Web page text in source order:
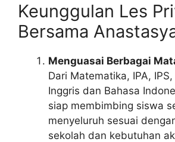
Keunggulan Les
Bersama
Menguasai Berbagai
Dari Matematika, IPA,
Inggris dan Bahasa
siap membimbing siswa
menyeluruh sesuai
sekolah dan kebutuhan